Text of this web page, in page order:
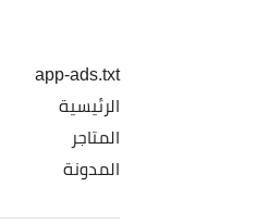
app-ads.txt
الرئيسية
المتاجر
المدونة